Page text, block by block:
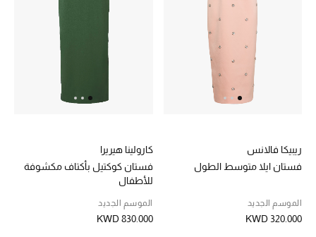
ما وصلنا حديثاً
النساء
ريبيكا فالانس
فستان ايلا متوسط الطول
الموسم الجديد
KWD 320.000
كارولينا هيريرا
فستان كوكتيل بأكتاف مكشوفة
للأطفال
الموسم الجديد
KWD 830.000